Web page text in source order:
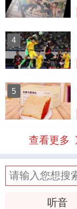
4
5
查看更多
听音